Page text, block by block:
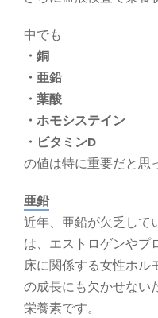
中でも
・銅
・亜鉛
・葉酸
・ホモシステイン
・ビタミンD
の値は特に重要だと思
亜鉛
近年、亜鉛が欠乏して
は、エストロゲンやプ
床に関係する女性ホル
の成長にも欠かせない
栄養素です。